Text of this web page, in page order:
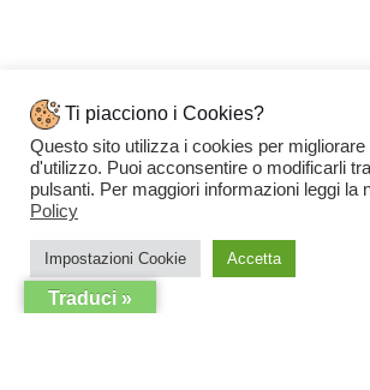
Link Utili
Spedizioni e pagamenti
Condizioni di vendita
Ti piacciono i Cookies?
Questo sito utilizza i cookies per
d'utilizzo. Puoi acconsentire o modificarli
pulsanti. Per maggiori informazioni leggi la
Policy
Impostazioni Cookie Accetta
Traduci »